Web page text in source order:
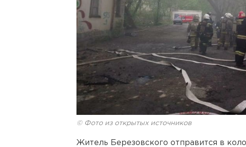
© Фото из открытых источников
Житель Березовского отправится в